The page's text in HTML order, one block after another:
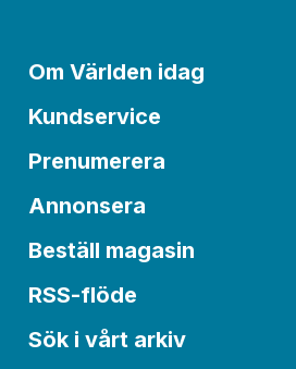
Om Världen idag
Kundservice
Prenumerera
Annonsera
Beställ magasin
RSS-flöde
Sök i vårt arkiv